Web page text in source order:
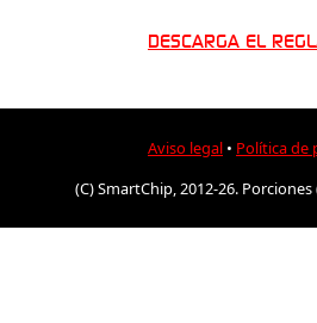
DESCARGA EL
Aviso legal • Política de
(C) SmartChip, 2012-26. Porciones